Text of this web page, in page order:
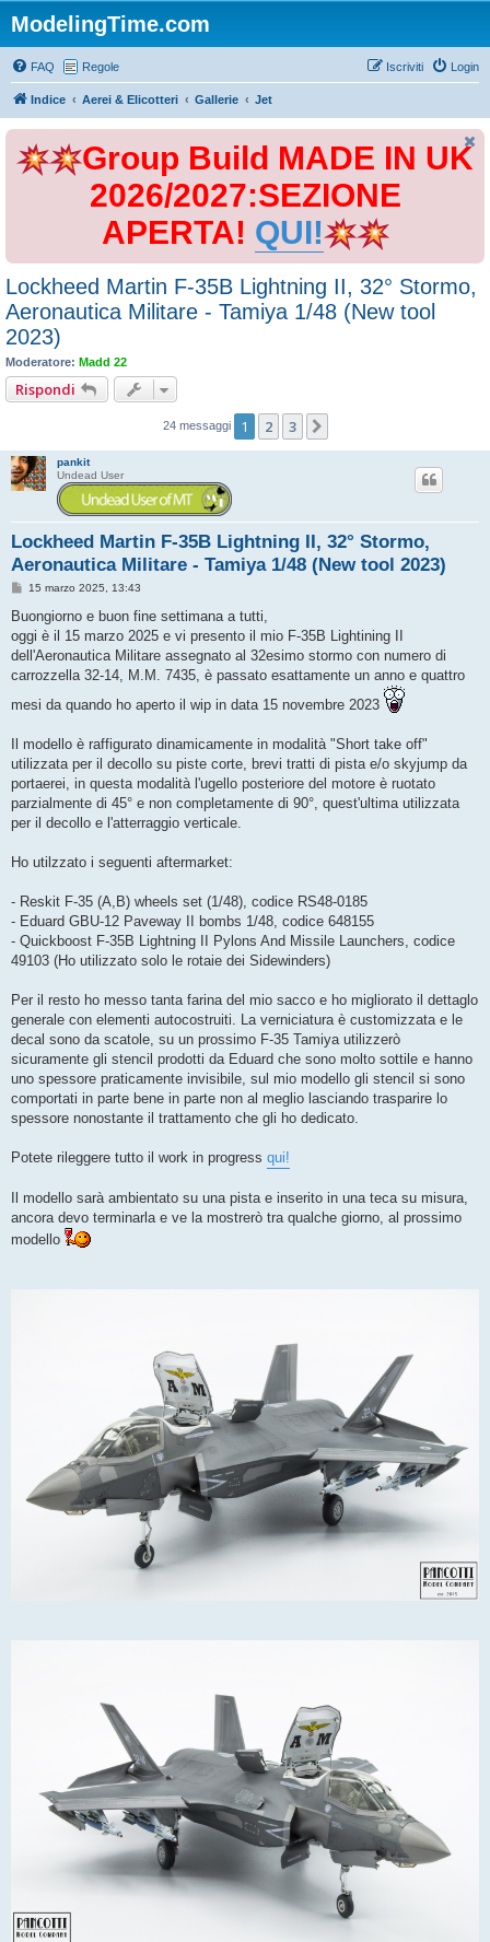
ModelingTime.com
FAQ Regole Login
Iscriviti
Indice Aerei & Elicotteri Gallerie Jet
Group Build MADE IN UK
2026/2027:SEZIONE
APERTA! QUI!
Lockheed Martin F-35B Lightning II, 32° Stormo,
Aeronautica Militare - Tamiya 1/48 (New tool
2023)
Moderatore: Madd 22
Rispondi
24 messaggi 1 2 3
pankit
Undead User
Lockheed Martin F-35B Lightning II, 32° Stormo,
Aeronautica Militare - Tamiya 1/48 (New tool 2023)
M
s
a
g
i
15 marzo 2025, 13:43
Buongiorno e buon fine settimana a tutti,
oggi è il 15 marzo 2025 e vi presento il mio F-35B Lightining II
dell'Aeronautica Militare assegnato al 32esimo stormo con numero di
carrozzella 32-14, M.M. 7435, è passato esattamente un anno e quattro
mesi da quando ho aperto il wip in data 15 novembre 2023
Il modello è raffigurato dinamicamente in modalità "Short take off"
utilizzata per il decollo su piste corte, brevi tratti di pista e/o skyjump da
portaerei, in questa modalità l'ugello posteriore del motore è ruotato
parzialmente di 45° e non completamente di 90°, quest'ultima utilizzata
per il decollo e l'atterraggio verticale.
Ho utilzzato i seguenti aftermarket:
- Reskit F-35 (A,B) wheels set (1/48), codice RS48-0185
- Eduard GBU-12 Paveway II bombs 1/48, codice 648155
- Quickboost F-35B Lightning II Pylons And Missile Launchers, codice
49103 (Ho utilizzato solo le rotaie dei Sidewinders)
Per il resto ho messo tanta farina del mio sacco e ho migliorato il dettaglo
generale con elementi autocostruiti. La verniciatura è customizzata e le
decal sono da scatole, su un prossimo F-35 Tamiya utilizzerò
sicuramente gli stencil prodotti da Eduard che sono molto sottile e hanno
uno spessore praticamente invisibile, sul mio modello gli stencil si sono
comportati in parte bene in parte non al meglio lasciando trasparire lo
spessore nonostante il trattamento che gli ho dedicato.
Potete rileggere tutto il work in progress qui!
Il modello sarà ambientato su una pista e inserito in una teca su misura,
ancora devo terminarla e ve la mostrerò tra qualche giorno, al prossimo
modello